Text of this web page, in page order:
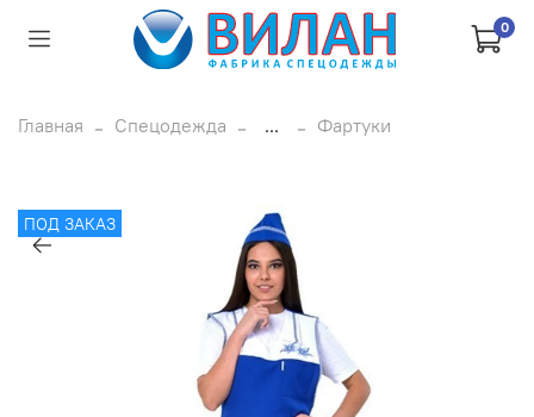
0
Главная Спецодежда ... Фартуки
ПОД ЗАКАЗ